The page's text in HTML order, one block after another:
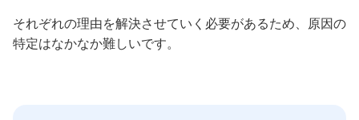
それぞれの理由を解決させていく必要があるため、原因の
特定はなかなか難しいです。